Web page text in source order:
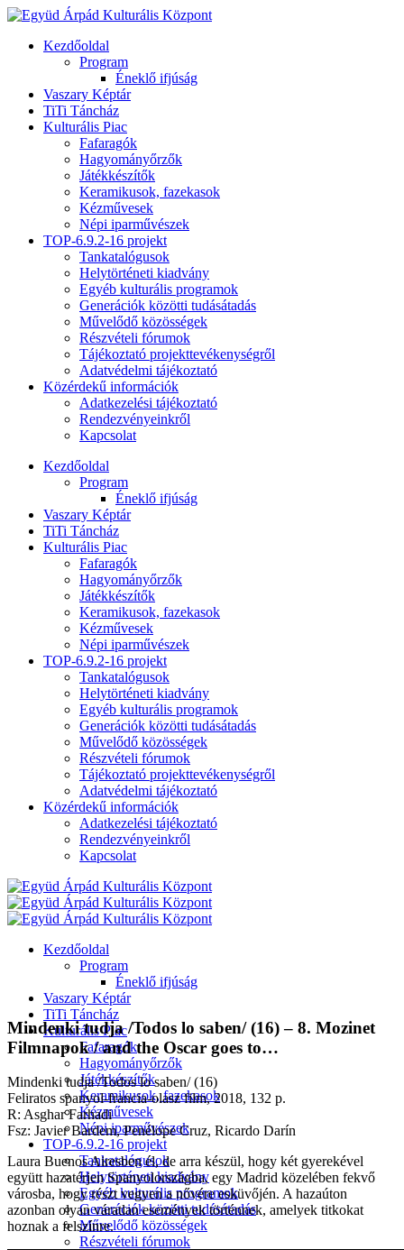
Kezdőoldal
Program
Éneklő ifjúság
Vaszary Képtár
TiTi Táncház
Kulturális Piac
Fafaragók
Hagyományőrzők
Játékkészítők
Keramikusok, fazekasok
Kézművesek
Népi iparművészek
TOP-6.9.2-16 projekt
Tankatalógusok
Helytörténeti kiadvány
Egyéb kulturális programok
Generációk közötti tudásátadás
Művelődő közösségek
Részvételi fórumok
Tájékoztató projekttevékenységről
Adatvédelmi tájékoztató
Közérdekű információk
Adatkezelési tájékoztató
Rendezvényeinkről
Kapcsolat
Kezdőoldal
Program
Éneklő ifjúság
Vaszary Képtár
TiTi Táncház
Kulturális Piac
Fafaragók
Hagyományőrzők
Játékkészítők
Keramikusok, fazekasok
Kézművesek
Népi iparművészek
TOP-6.9.2-16 projekt
Tankatalógusok
Helytörténeti kiadvány
Egyéb kulturális programok
Generációk közötti tudásátadás
Művelődő közösségek
Részvételi fórumok
Tájékoztató projekttevékenységről
Adatvédelmi tájékoztató
Közérdekű információk
Adatkezelési tájékoztató
Rendezvényeinkről
Kapcsolat
Kezdőoldal
Program
Éneklő ifjúság
Vaszary Képtár
TiTi Táncház
Kulturális Piac
Fafaragók
Hagyományőrzők
Játékkészítők
Keramikusok, fazekasok
Kézművesek
Népi iparművészek
TOP-6.9.2-16 projekt
Tankatalógusok
Helytörténeti kiadvány
Egyéb kulturális programok
Generációk közötti tudásátadás
Művelődő közösségek
Részvételi fórumok
Mindenki tudja /Todos lo saben/ (16) – 8. Mozinet
Filmnapok / and the Oscar goes to…
Mindenki tudja /Todos lo saben/ (16)
Feliratos spanyol-francia-olasz film, 2018, 132 p.
R: Asghar Farhadi
Fsz: Javier Bardem, Penélope Cruz, Ricardo Darín
Laura Buenos Airesben él, de arra készül, hogy két gyerekével
együtt hazatérjen Spanyolországba, egy Madrid közelében fekvő
városba, hogy részt vegyen a nővére esküvőjén. A hazaúton
azonban olyan váratlan események történnek, amelyek titkokat
hoznak a felszínre.